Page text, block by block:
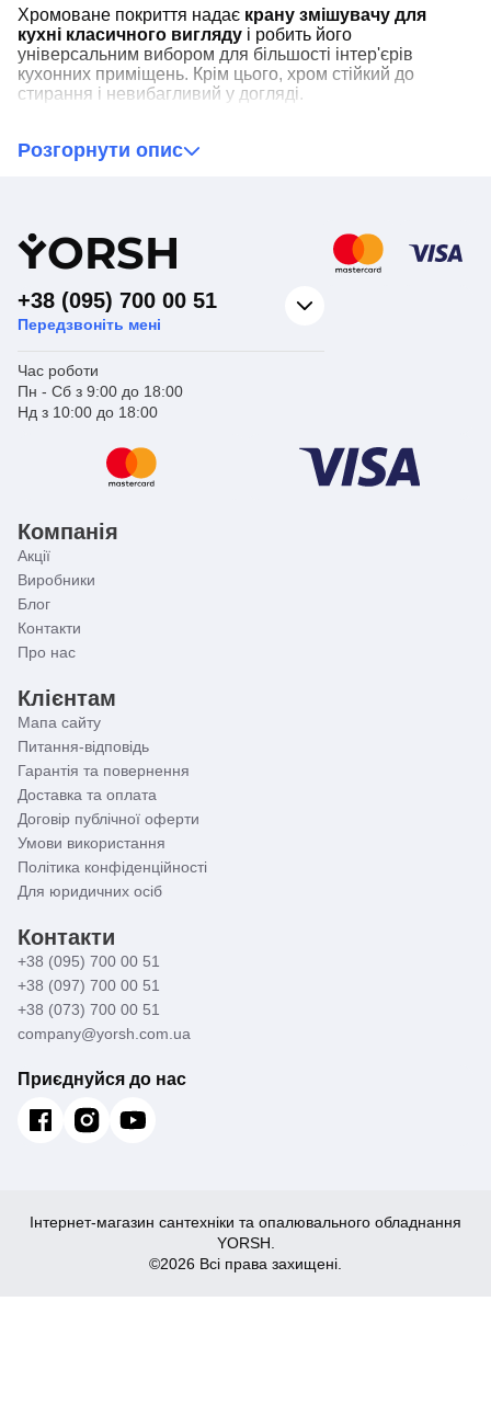
Хромоване покриття надає крану змішувачу для
кухні класичного вигляду і робить його
універсальним вибором для більшості інтер'єрів
кухонних приміщень. Крім цього, хром стійкий до
стирання і невибагливий у догляді.
004стане чудовим варіантом для неглибокої
Розгорнути опис
YORSH
+38 (095) 700 00 51
Передзвоніть мені
Час роботи
Пн - Сб з 9:00 до 18:00
Нд з 10:00 до 18:00
Компанія
Акції
Виробники
Блог
Контакти
Про нас
Клієнтам
Мапа сайту
Питання-відповідь
Гарантія та повернення
Доставка та оплата
Договір публічної оферти
Умови використання
Політика конфіденційності
Для юридичних осіб
Контакти
+38 (095) 700 00 51
+38 (097) 700 00 51
+38 (073) 700 00 51
company@yorsh.com.ua
Приєднуйся до нас
Інтернет-магазин сантехніки та опалювального обладнання
YORSH.
©2026 Всі права захищені.